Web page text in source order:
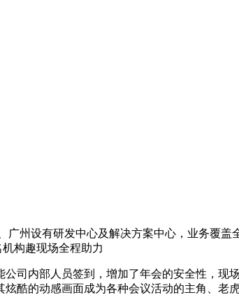
州设有研发中心及解决方案中心，业务覆
构趣现场全程助力
司内部人员签到，增加了年会的安全性，
酷的动感画面成为各种会议活动的主角、老